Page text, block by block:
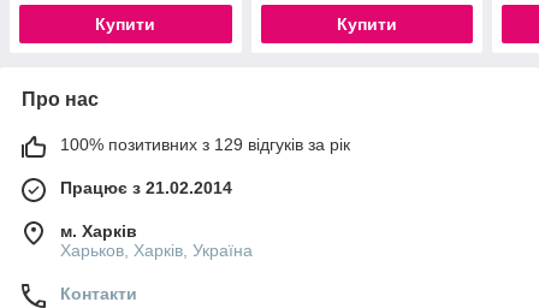
Купити
чорна біла шоколадна
Купити
Про нас
100% позитивних з 129 відгуків за рік
Працює з 21.02.2014
м. Харків
Харьков, Харків, Україна
Контакти